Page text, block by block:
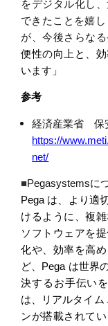
をデジタル化し
できたことを嬉し
が、今後さらな
便性の向上と、
います 」
参考
経済産業省 保
https://
net/
■Pegasystemsに
Pega は、より適
けるように、複
ソフトウェアを
化や、効率を高
ど、 Pega は世界
決するお手伝い
は、リアルタイム
ンが搭載されて